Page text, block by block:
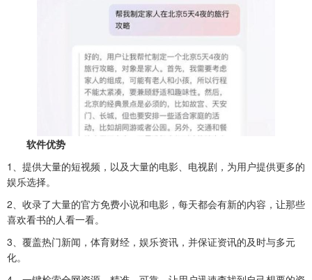
软件优势
1、提供大量的短视频，以及大量的电影、电视剧，为用户提供更多的
娱乐选择。
2、收录了大量的官方免费小说和电影，每天都会有新的内容，让那些
喜欢看书的人看一看。
3、覆盖热门新闻，体育财经，娱乐资讯，并保证资讯的及时与多元
化。